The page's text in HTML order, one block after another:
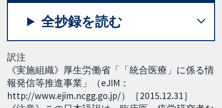
全抄録を読む
訳注
《実施組織》厚生労働省「「統合医療」に係る情
報発信等推進事業」（eJIM：
http://www.ejim.ncgg.go.jp/）［2015.12.31］